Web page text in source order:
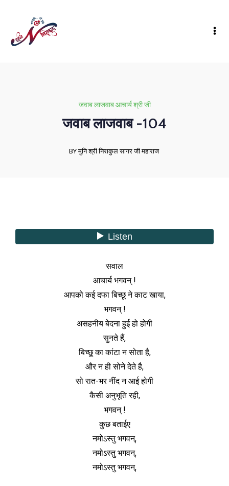
जवाब लाजवाब आचार्य श्री जी
जवाब लाजवाब -104
BY मुनि श्री निराकुल सागर जी महाराज
सवाल
आचार्य भगवन् !
आपको कई दफा बिच्छू ने काट खाया,
भगवन् !
असहनीय बेदना हुई हो होगी
सुनते हैं,
बिच्छू का कांटा न सोता है,
और न ही सोने देते है,
सो रात-भर नींद न आई होगी
कैसी अनुभूति रही,
भगवन् !
कुछ बताईए
नमोऽस्तु भगवन्,
नमोऽस्तु भगवन्,
नमोऽस्तु भगवन्,